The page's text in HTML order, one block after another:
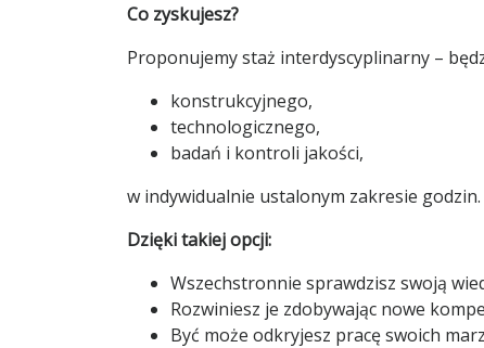
Co zyskujesz?
Proponujemy staż interdyscyplinarny –
konstrukcyjnego,
technologicznego,
badań i kontroli jakości,
w indywidualnie ustalonym zakresie godzin.
Dzięki takiej opcji:
Wszechstronnie sprawdzisz swoją
Rozwiniesz je zdobywając nowe
Być może odkryjesz pracę swoich